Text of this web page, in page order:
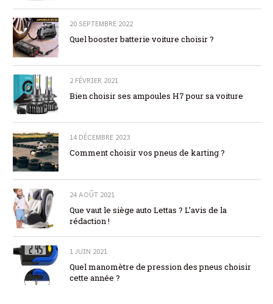
20 SEPTEMBRE 2022
Quel booster batterie voiture choisir ?
2 FÉVRIER 2021
Bien choisir ses ampoules H7 pour sa voiture
14 DÉCEMBRE 2023
Comment choisir vos pneus de karting ?
24 AOÛT 2021
Que vaut le siège auto Lettas ? L’avis de la
rédaction !
1 JUIN 2021
Quel manomètre de pression des pneus choisir
cette année ?